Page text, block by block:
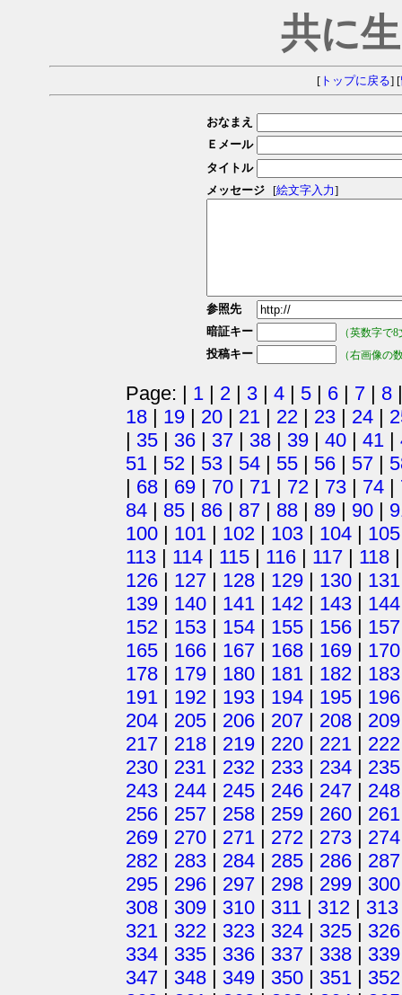
共に
[トップに戻る] [
おなまえ
Ｅメール
タイトル
メッセージ
[絵文字入力]
参照先
暗証キー
（英数字で
投稿キー （右画像の
Page: | 1 | 2 | 3 | 4 | 5 | 6 | 7 | 8
18 | 19 | 20 | 21 | 22 | 23 | 24 |
| 35 | 36 | 37 | 38 | 39 | 40 | 41 |
51 | 52 | 53 | 54 | 55 | 56 | 57 |
| 68 | 69 | 70 | 71 | 72 | 73 | 74 |
84 | 85 | 86 | 87 | 88 | 89 | 90 |
100 | 101 | 102 | 103 | 104 | 105
113 | 114 | 115 | 116 | 117 | 118
126 | 127 | 128 | 129 | 130 | 131
139 | 140 | 141 | 142 | 143 | 144
152 | 153 | 154 | 155 | 156 | 157
165 | 166 | 167 | 168 | 169 | 170
178 | 179 | 180 | 181 | 182 | 183
191 | 192 | 193 | 194 | 195 | 196
204 | 205 | 206 | 207 | 208 | 209
217 | 218 | 219 | 220 | 221 | 222
230 | 231 | 232 | 233 | 234 | 235
243 | 244 | 245 | 246 | 247 | 248
256 | 257 | 258 | 259 | 260 | 261
269 | 270 | 271 | 272 | 273 | 274
282 | 283 | 284 | 285 | 286 | 287
295 | 296 | 297 | 298 | 299 | 300
308 | 309 | 310 | 311 | 312 | 313
321 | 322 | 323 | 324 | 325 | 326
334 | 335 | 336 | 337 | 338 | 339
347 | 348 | 349 | 350 | 351 | 352